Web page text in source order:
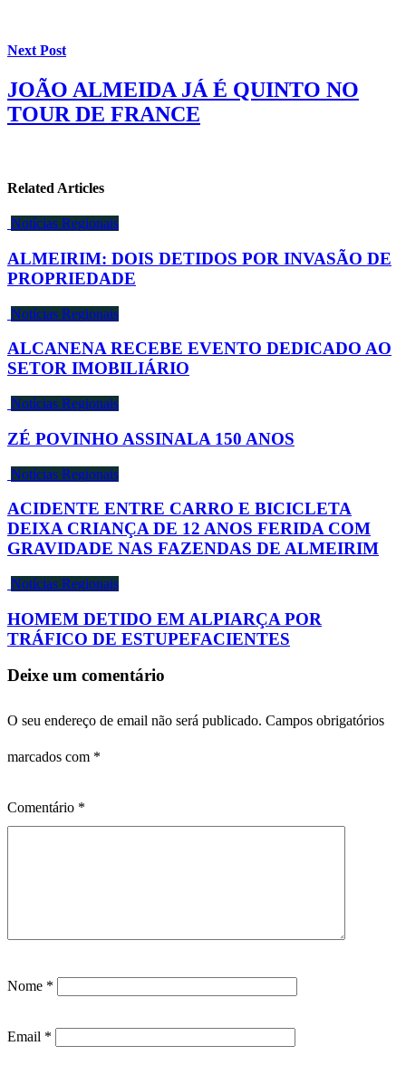
Next Post
JOÃO ALMEIDA JÁ É QUINTO NO
TOUR DE FRANCE
Related Articles
Notícias Regionais
ALMEIRIM: DOIS DETIDOS POR INVASÃO DE
PROPRIEDADE
Notícias Regionais
ALCANENA RECEBE EVENTO DEDICADO AO
SETOR IMOBILIÁRIO
Notícias Regionais
ZÉ POVINHO ASSINALA 150 ANOS
Notícias Regionais
ACIDENTE ENTRE CARRO E BICICLETA
DEIXA CRIANÇA DE 12 ANOS FERIDA COM
GRAVIDADE NAS FAZENDAS DE ALMEIRIM
Notícias Regionais
HOMEM DETIDO EM ALPIARÇA POR
TRÁFICO DE ESTUPEFACIENTES
Deixe um comentário
O seu endereço de email não será publicado. Campos obrigatórios
marcados com *
Comentário *
Nome *
Email *